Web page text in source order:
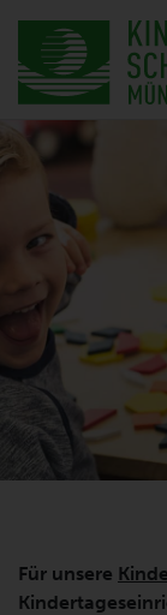
Für unsere